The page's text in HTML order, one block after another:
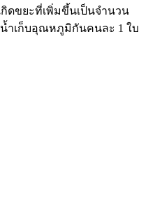
ดขยะที่เพิ่มขึ้นเป็นจำนวน
ำเก็บอุณหภูมิกันคนละ 1 ใบ